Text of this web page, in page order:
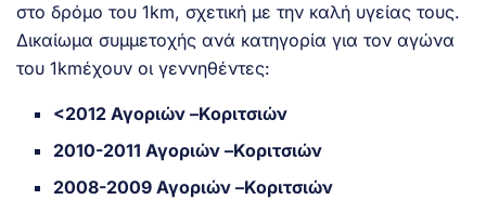
στο δρόμο του 1km, σχετική με την καλή υγείας τους.
Δικαίωμα συμμετοχής ανά κατηγορία για τον αγώνα
του 1kmέχουν οι γεννηθέντες:
<2012 Αγοριών –Κοριτσιών
2010-2011 Αγοριών –Κοριτσιών
2008-2009 Αγοριών –Κοριτσιών